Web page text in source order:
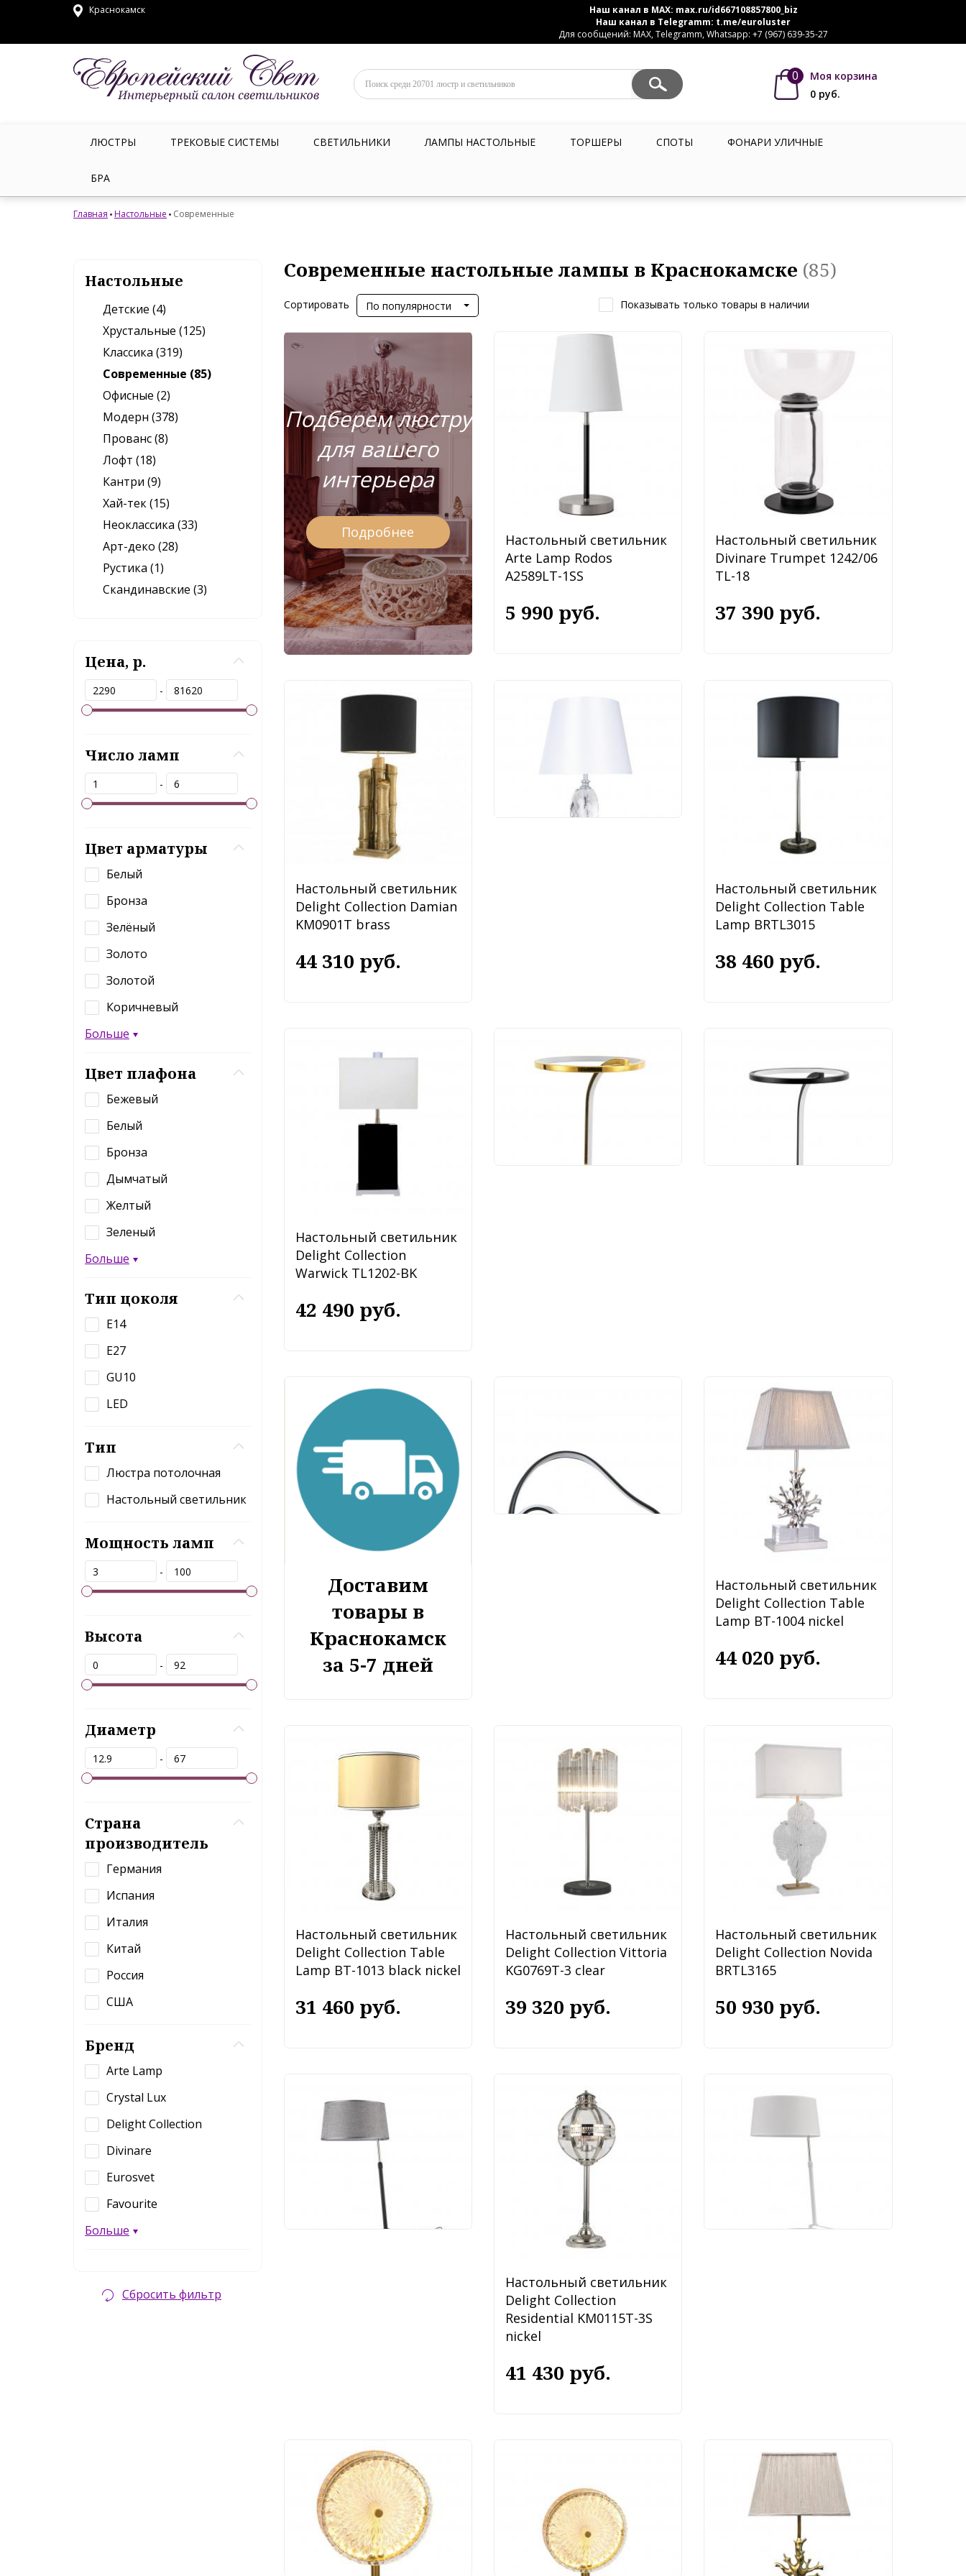
Краснокамск Наш канал в MAX: max.ru/id667108857800_biz
Наш канал в Telegramm: t.me/euroluster
Для сообщений: MAX, Telegramm, Whatsapp: +7 (967) 639-35-27
0
Моя корзина
0 руб.
ЛЮСТРЫ ТРЕКОВЫЕ СИСТЕМЫ СВЕТИЛЬНИКИ ЛАМПЫ НАСТОЛЬНЫЕ ТОРШЕРЫ СПОТЫ ФОНАРИ УЛИЧНЫЕ
БРА
Главная Настольные Современные
Настольные
Детские (4)
Хрустальные (125)
Классика (319)
Современные (85)
Офисные (2)
Модерн (378)
Прованс (8)
Лофт (18)
Кантри (9)
Хай-тек (15)
Неоклассика (33)
Арт-деко (28)
Рустика (1)
Скандинавские (3)
Цена, р.
-
Число ламп
-
Цвет арматуры
Белый
Бронза
Зелёный
Золото
Золотой
Коричневый
Больше
Цвет плафона
Бежевый
Белый
Бронза
Дымчатый
Желтый
Зеленый
Больше
Тип цоколя
E14
E27
GU10
LED
Тип
Люстра потолочная
Настольный светильник
Мощность ламп
-
Высота
-
Диаметр
-
Страна
производитель
Германия
Испания
Италия
Китай
Россия
США
Бренд
Arte Lamp
Crystal Lux
Delight Collection
Divinare
Eurosvet
Favourite
Больше
Сбросить фильтр
Современные настольные лампы в Краснокамске (85)
Сортировать По популярности Показывать только товары в наличии
Подберем люстру
для вашего
интерьера
Подробнее
Настольный светильник
Arte Lamp Rodos
A2589LT-1SS
5 990 руб.
Настольный светильник
Divinare Trumpet 1242/06
TL-18
37 390 руб.
Настольный светильник
Delight Collection Damian
KM0901T brass
44 310 руб.
Настольный светильник
Arte Lamp Azalia A4019LT-
12 490 руб.
Настольный светильник
Delight Collection Table
Lamp BRTL3015
38 460 руб.
Настольный светильник
Delight Collection
Warwick TL1202-BK
42 490 руб.
Настольный светильник
Arte Lamp Enigma
A2974LT-16PB
27 090 руб.
Arte Lamp Enigma
A2974LT-16BK
24 090 руб.
Доставим
товары в
Краснокамск
за 5-7 дней
11 640 руб.
Настольный светильник
Delight Collection Table
Lamp BT-1004 nickel
44 020 руб.
Настольный светильник
Delight Collection Table
Lamp BT-1013 black nickel
31 460 руб.
Настольный светильник
Delight Collection Vittoria
KG0769T-3 clear
39 320 руб.
Настольный светильник
Delight Collection Novida
BRTL3165
50 930 руб.
Настольный светильник
Maytoni Bergamo
MOD613TL-01B
14 990 руб.
Настольный светильник
Delight Collection
Residential KM0115T-3S
nickel
41 430 руб.
Настольный светильник
Maytoni Bergamo
MOD613TL-01W
14 990 руб.
Настольный светильник
Favourite Slik 4488-2T
8 010 руб. 7 110 руб.